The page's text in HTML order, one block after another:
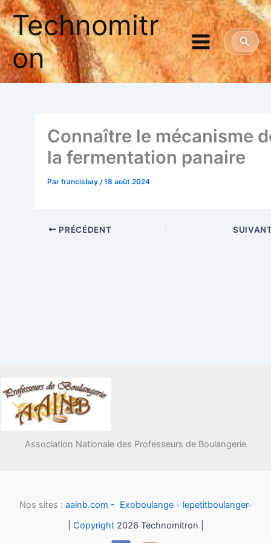
Aller
au
contenu
Technomitr
on
Connaître le méca­nisme
la fer­men­ta­tion panaire
Par francisbay /18 août 2024
PRÉCÉDENT
Association Nationale des Professeurs de Boulangerie
Nos sites : aainb.com - Exoboulange - lepetitboulanger-
Copyright2026 Technomitron |